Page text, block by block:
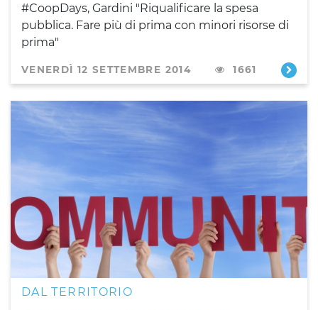
#CoopDays, Gardini "Riqualificare la spesa
pubblica. Fare più di prima con minori risorse di
prima"
VENERDÌ 12 SETTEMBRE 2014 1661
DAL TERRITORIO